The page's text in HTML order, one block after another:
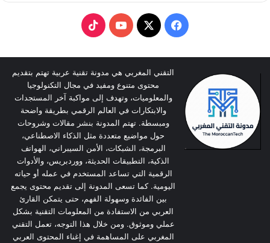
F
c
e
b
o
o
k
X
Y
u
T
u
b
e
T
k
T
o
k
التقني المغربي هي مدونة تقنية عربية تهتم بتقديم
محتوى متنوع ومفيد في مجال التكنولوجيا
والمعلوميات، وتهدف إلى مواكبة آخر المستجدات
والابتكارات في العالم الرقمي بطريقة واضحة
ومبسطة. تهتم المدونة بنشر مقالات وشروحات
حول مواضيع متعددة مثل الذكاء الاصطناعي،
البرمجة، الشبكات، الأمن السيبراني، الهواتف
الذكية، التطبيقات الحديثة، ووردبريس، والأدوات
الرقمية التي تساعد المستخدم في عمله أو حياته
اليومية. كما تسعى المدونة إلى تقديم محتوى يجمع
بين الفائدة وسهولة الفهم، حتى يتمكن القارئ
العربي من الاستفادة من المعلومات التقنية بشكل
عملي وموثوق. ومن خلال هذا التوجه، تعمل التقني
المغربي على المساهمة في إغناء المحتوى العربي